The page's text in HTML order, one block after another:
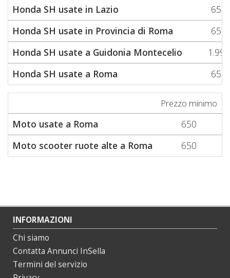
Honda SH usate in Lazio
650
Honda SH usate in Provincia di Roma
650
Honda SH usate a Guidonia Montecelio
1.999
Honda SH usate a Roma
650
Prezzo minimo
Moto usate a Roma
650
Moto scooter ruote alte a Roma
650
INFORMAZIONI
Chi siamo
Contatta Annunci InSella
Termini del servizio